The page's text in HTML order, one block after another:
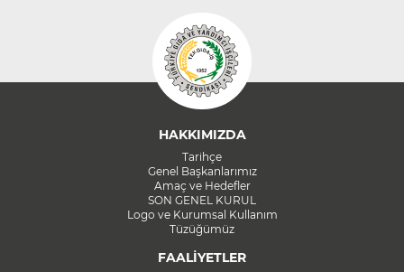
HAKKIMIZDA
Tarihçe
Genel Başkanlarımız
Amaç ve Hedefler
SON GENEL KURUL
Logo ve Kurumsal Kullanım
Tüzüğümüz
FAALİYETLER